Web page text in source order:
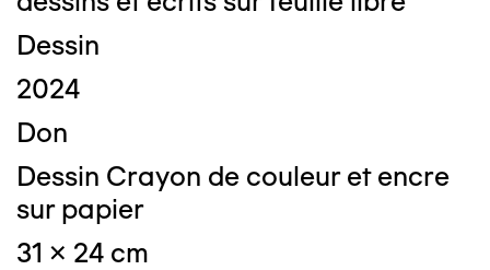
Dessin
2024
Don
Dessin Crayon de couleur et encre
sur papier
31 x 24 cm